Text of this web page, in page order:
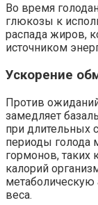
Во время
глюкозы к
распада жиров,
источником
Ускорение
Против
замедляет
при длительных
периоды голода
гормонов,
калорий
метаболическую
веса.